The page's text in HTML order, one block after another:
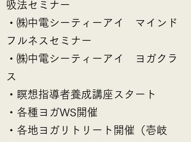
体調が悪いだけでやる気も出なければ、
何もしたくなることもある。そんな自分
の身体を大切にしてほしい𓂃𓈒𓏸 そのオモ
イが伝わってきて、みなさんを後ろから
【生命力】 ヨーガではプラーナ✨(生命
ネルギー)と言いますが、私たちの
吸法セミナー
・㈱中電シーティーアイ マインド
フルネスセミナー
・㈱中電シーティーアイ ヨガクラ
ス
・瞑想指導者養成講座スタート
​・各種ヨガWS開催
・各地ヨガリトリート開催 （壱岐